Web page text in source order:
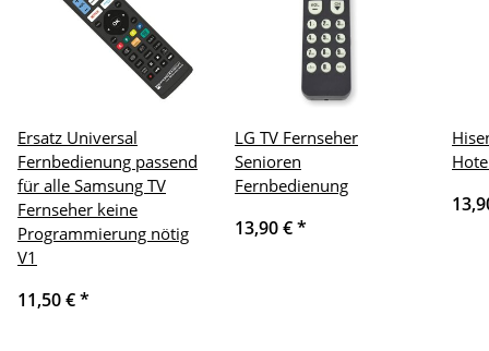
Ersatz Universal
Fernbedienung passend
für alle Samsung TV
Fernseher keine
Programmierung nötig
V1
11,50 €*
LG TV Fernseher
Senioren
Fernbedienung
13,90 €*